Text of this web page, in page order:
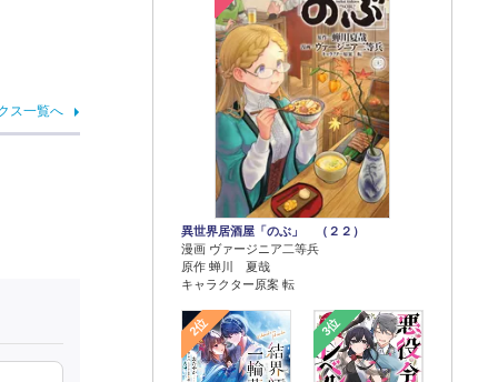
ス一覧へ
異世界居酒屋「のぶ」 （２２）
漫画 ヴァージニア二等兵
原作 蝉川 夏哉
キャラクター原案 転
2位 3位